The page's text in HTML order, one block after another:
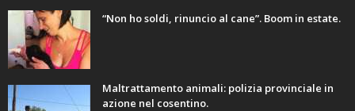
“Non ho soldi, rinuncio al cane”. Boom in estate.
Maltrattamento animali: polizia provinciale in
azione nel cosentino.